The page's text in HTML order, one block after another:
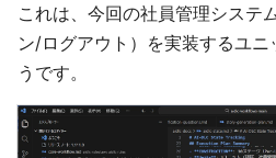
これは、今回の社員管理システ
ン/ログアウト）を実装するユニ
うです。